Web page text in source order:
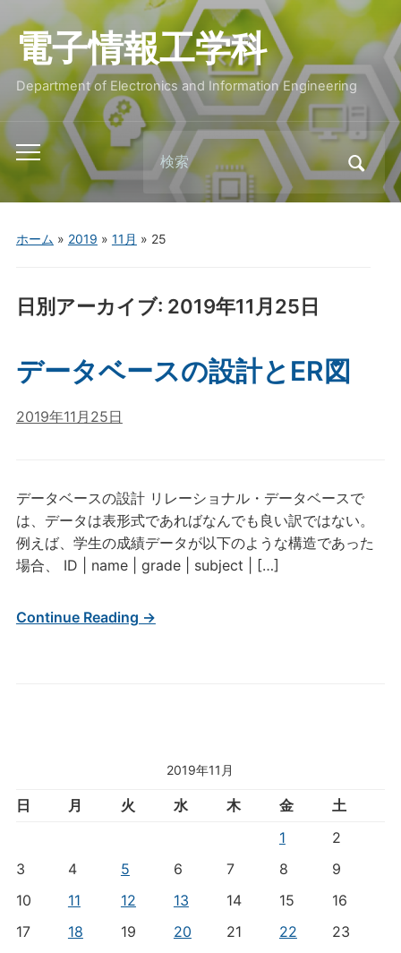
電子情報工学科
Department of Electronics and Information Engineering
Toggle
mobile
menu
Search
for:
ホーム » 2019 » 11月 » 25
日別アーカイブ: 2019年11月25日
2019年11月
日 月 火 水 木 金
土
1
2
3
4 5 6 7 8
9
10
11 12 13 14 15
16
17
18 19 20 21 22
23
データベースの設計とER図
2019年11月25日
データベースの設計 リレーショナル・データベースで
は、データは表形式であればなんでも良い訳ではない。
例えば、学生の成績データが以下のような構造であった
場合、 ID | name | grade | subject | […]
Continue Reading →